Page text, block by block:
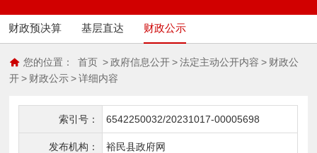
财政预决算 基层直达 财政公示
您的位置： 首页 > 政府信息公开 > 法定主动公开内容 > 财政公
开 > 财政公示 > 详细内容
索引号： 6542250032/20231017-00005698
发布机构： 裕民县政府网